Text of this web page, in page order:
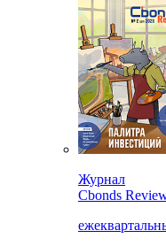
Журнал
Cbonds